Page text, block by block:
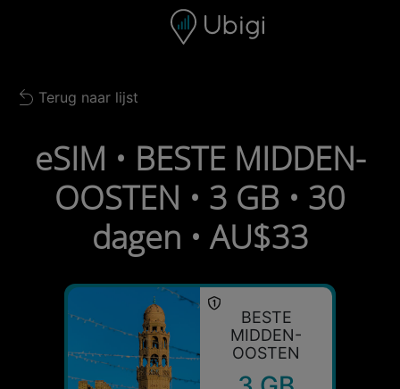
Navigatiebalk Voettekst
Back to list
Terug naar lijst
eSIM • BESTE MIDDEN-
OOSTEN • 3 GB • 30
dagen • AU$33
BESTE
MIDDEN-
OOSTEN